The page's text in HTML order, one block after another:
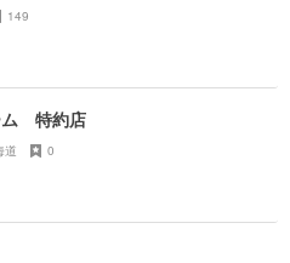
149
ム 特約店
道 0